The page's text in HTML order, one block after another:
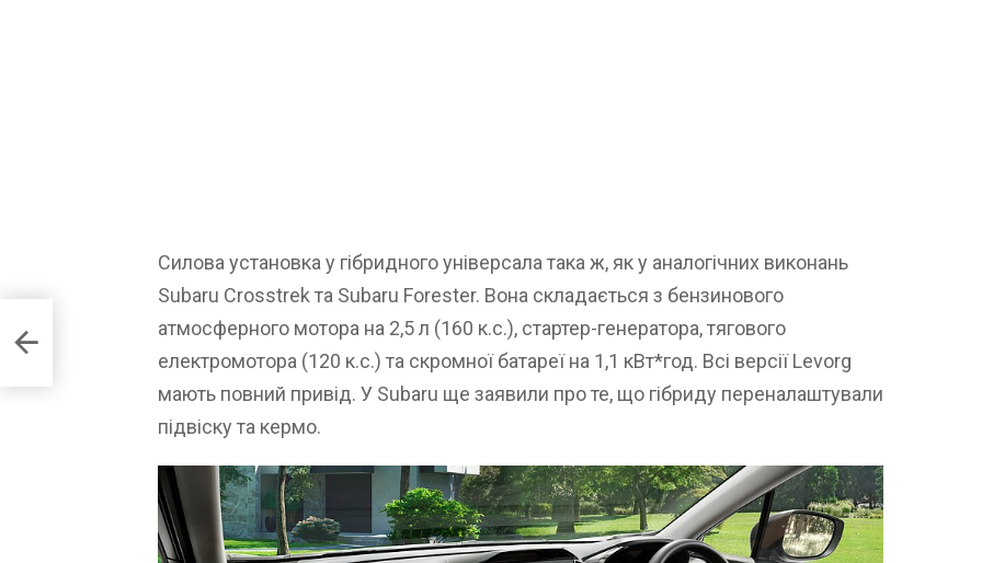
Силова установка у гібридного універсала така ж, як у аналогічних виконань
Subaru Crosstrek та Subaru Forester. Вона складається з бензинового
атмосферного мотора на 2,5 л (160 к.с.), стартер-генератора, тягового
електромотора (120 к.с.) та скромної батареї на 1,1 кВт*год. Всі версії Levorg
мають повний привід. У Subaru ще заявили про те, що гібриду переналаштували
підвіску та кермо.